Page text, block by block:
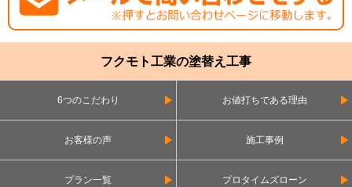
フクモト工業の塗替え工事
6つのこだわり お値打ちである理由
お客様の声 施工事例
プラン一覧 プロタイムズローン